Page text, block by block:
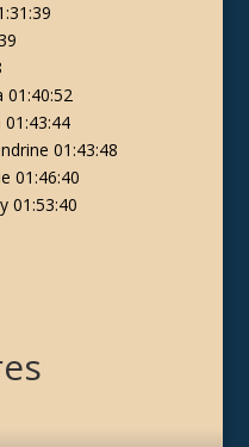
01:40:52
01:43:44
01:43:48
01:46:40
01:53:40